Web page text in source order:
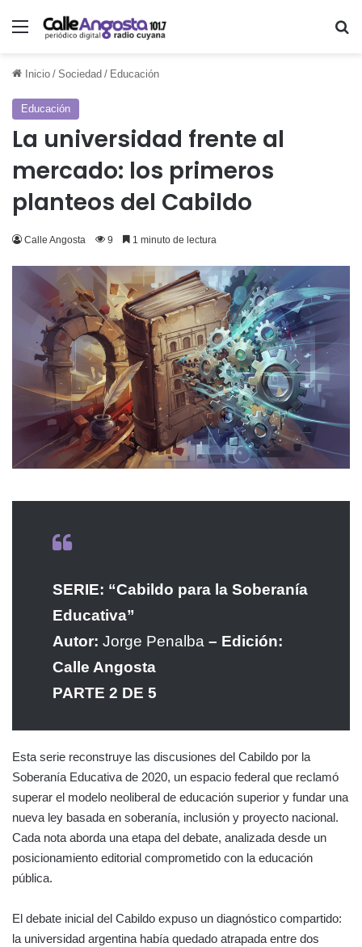
Menú
Inicio / Sociedad / Educación
Educación
La universidad frente al
mercado: los primeros
planteos del Cabildo
Calle Angosta 9 1 minuto de lectura
SERIE: “Cabildo para la Soberanía
Educativa”
Autor: Jorge Penalba – Edición:
Calle Angosta
PARTE 2 DE 5
Esta serie reconstruye las discusiones del Cabildo por la
Soberanía Educativa de 2020, un espacio federal que reclamó
superar el modelo neoliberal de educación superior y fundar una
nueva ley basada en soberanía, inclusión y proyecto nacional.
Cada nota aborda una etapa del debate, analizada desde un
posicionamiento editorial comprometido con la educación
pública.
El debate inicial del Cabildo expuso un diagnóstico compartido:
la universidad argentina había quedado atrapada entre dos